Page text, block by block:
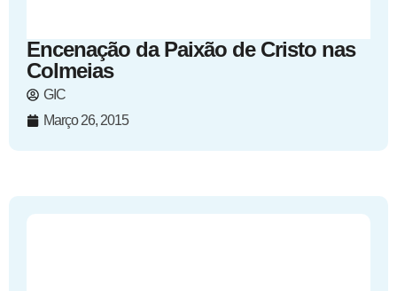
Encenação da Paixão de Cristo nas
Colmeias
GIC
Março 26, 2015